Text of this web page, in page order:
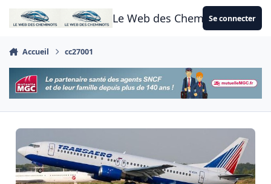
Aller au contenu
Le Web des CheminotsSe connecter
Accueil cc27001